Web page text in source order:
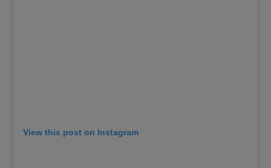
View this post on Instagram